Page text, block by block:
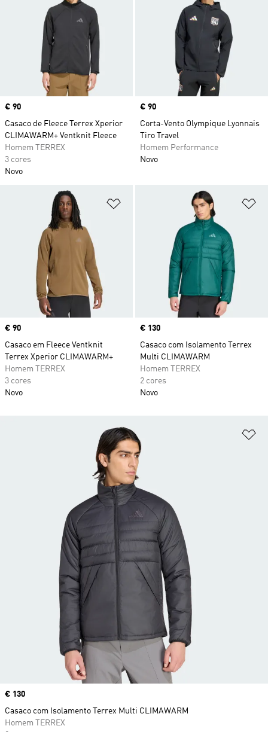
Price
€ 90
Casaco de Fleece Terrex Xperior
CLIMAWARM+ Ventknit Fleece
Homem TERREX
3 cores
Novo
Price
€ 90
Corta-Vento Olympique Lyonnais
Tiro Travel
Homem Performance
Novo
Adicionar à Lista de Desejos
Price
€ 90
Casaco em Fleece Ventknit
Terrex Xperior CLIMAWARM+
Homem TERREX
3 cores
Novo
Price
€ 130
Casaco com Isolamento Terrex
Multi CLIMAWARM
Homem TERREX
2 cores
Novo
Price
€ 130
Casaco com Isolamento Terrex Multi CLIMAWARM
Homem TERREX